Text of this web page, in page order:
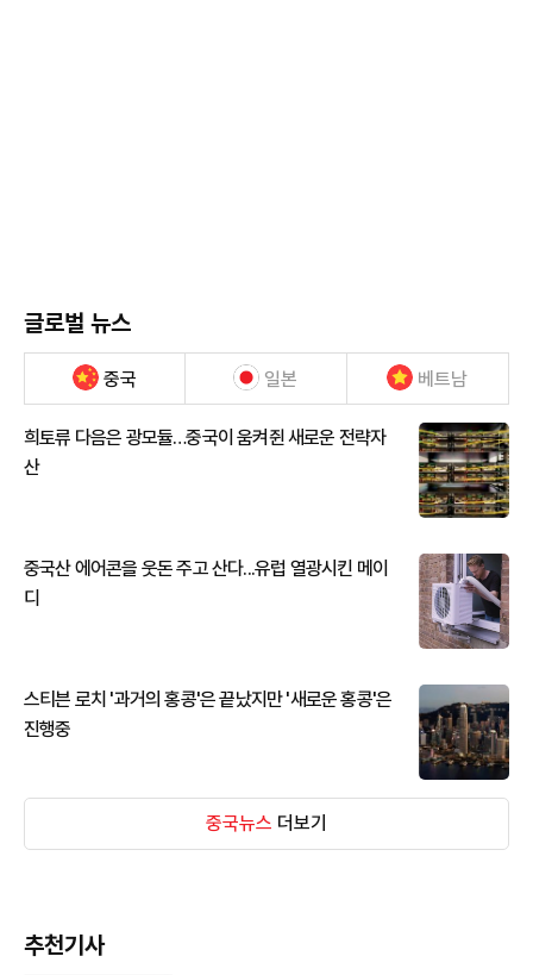
글로벌 뉴스
중국 일본 베트남
희토류 다음은 광모듈…중국이 움켜쥔 새로운 전략자
산
중국산 에어콘을 웃돈 주고 산다...유럽 열광시킨 메이
디
스티븐 로치 '과거의 홍콩'은 끝났지만 '새로운 홍콩'은
진행중
중국뉴스 더보기
추천기사